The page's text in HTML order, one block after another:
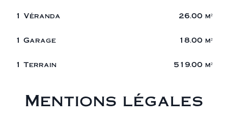
1 Véranda 26.00 m²
1 Garage 18.00 m²
1 Terrain 519.00 m²
Mentions légales